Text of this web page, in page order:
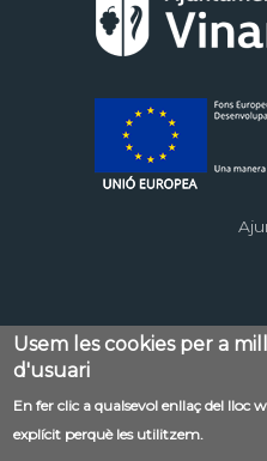
Menú
al
Contacte Avís legal
Accessibilitat
Usem les cookies per a
d'usuari
En fer clic a qualsevol enllaç del lloc
explícit perquè les utilitzem.